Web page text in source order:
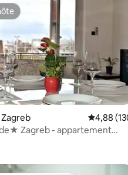
sur 5, 667 commentaires
Zagreb Note
4,88
Zagreb - appartement